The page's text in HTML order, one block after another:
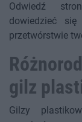
Odwiedź
dowiedzieć
przetwórstwie
gilz
Gilzy